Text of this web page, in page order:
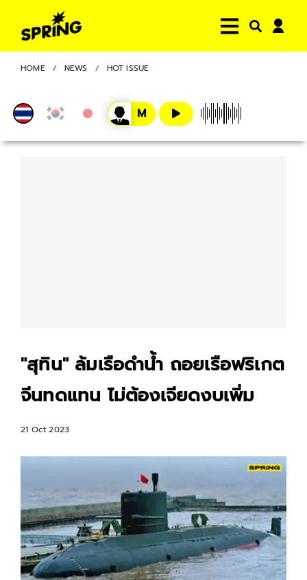
HOME NEWS HOT ISSUE
"สุทิน" ล้มเรือดำน้ำ ถอยเรือฟริเกต
จีนทดแทน ไม่ต้องเจียดงบเพิ่ม
21 Oct 2023